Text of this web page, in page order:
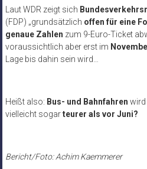
Laut WDR zeigt sich
(FDP) „grundsätzlich offen für eine
genaue Zahlen zum 9-Euro-Ticket
voraussichtlich aber erst im
Lage bis dahin sein wird…
Heißt also: Bus- und Bahnfahren wird
vielleicht sogarteurer als vor Juni?
Bericht/Foto: Achim Kaemmerer